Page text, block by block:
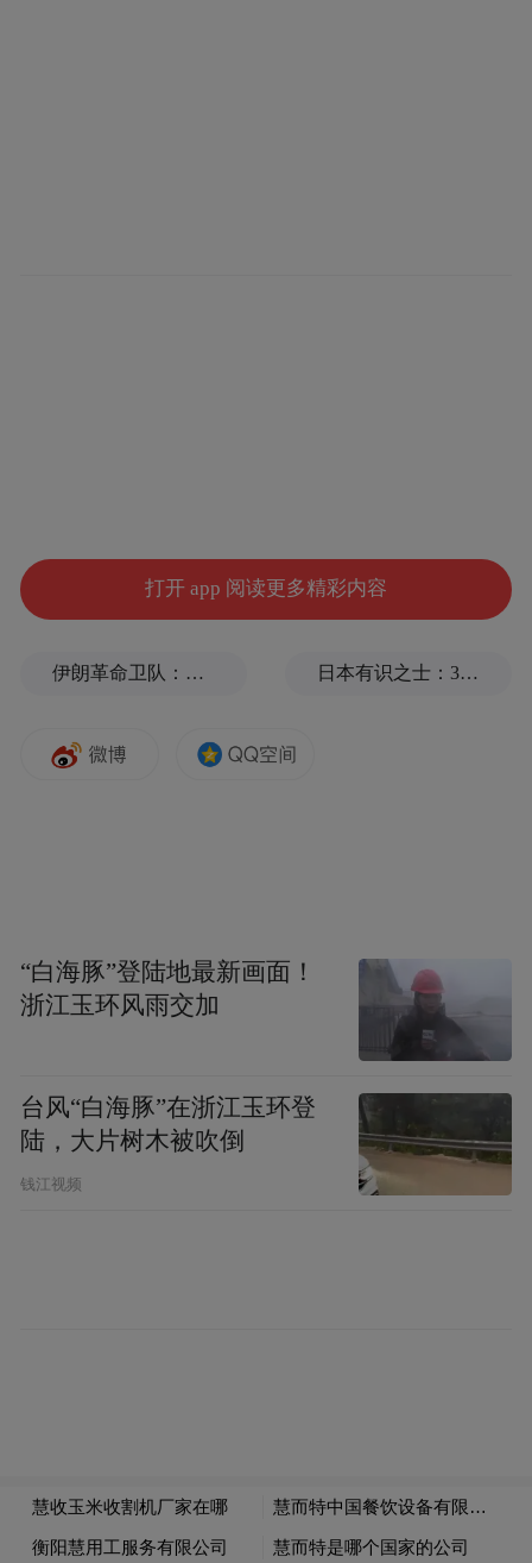
佛）、佛传；三是菩萨像；四是天王、力
其他，呈现公元七至十一世纪的敦煌艺术精
容、释文、风格特点、艺术成就进行了详细
窟)是文化史上的一件大事，对于中国绘画史
的研究来说也具有重要意义。据最新的调查
统计，从藏经洞发现的各类文献、文物达7万
多件。其中绘画品约1700件，主要是在绢、
布等材料上绘制的佛画。大多制作成幡，用
于佛事活动等。也有相当数量的纸本绘画以
打开 app 阅读更多精彩内容
伊朗革命卫队：将保持对海峡控制至敌方接受全部条件 日本有识之士：32名中国劳工本不该命丧长崎
“白海豚”登陆地最新画面！
浙江玉环风雨交加
台风“白海豚”在浙江玉环登
陆，大片树木被吹倒
钱江视频